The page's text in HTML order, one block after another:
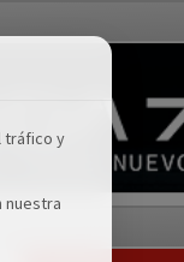
tráfico y
nuestra